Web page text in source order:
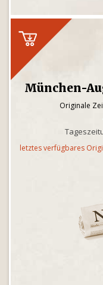
München-
Originale
letztes verfügbares